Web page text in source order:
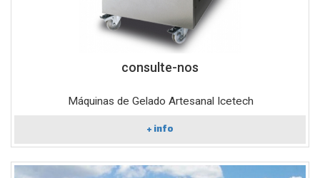
consulte-nos
Máquinas de Gelado Artesanal Icetech
+ info